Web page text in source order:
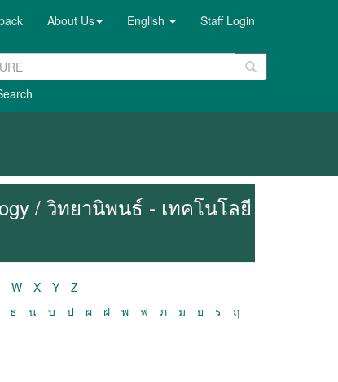
About Us English Staff Login
/ วิทยานิพนธ์ - เทคโนโลยี
W X Y
Z
ธ น บ ป ผ ฝ พ ฟ ภ ม ย ร
ฤ